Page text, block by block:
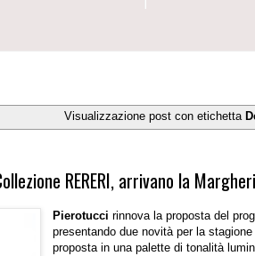
Visualizzazione post con etichetta
RERERI, arrivano la
Pierotucci rinnova la proposta del
presentando due novità per la
proposta in una palette di tonalità